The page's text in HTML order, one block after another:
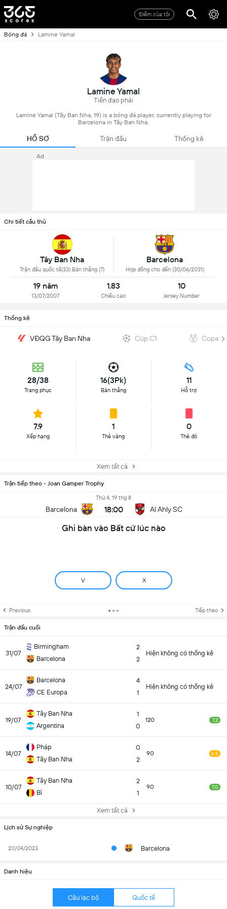
Điểm của tôi
Bóng đá Lamine Yamal
Lamine Yamal
Tiền đạo phải
Lamine Yamal (Tây Ban Nha, 19) is a bóng đá player, currently playing for
Barcelona in Tây Ban Nha.
HỒ SƠ Trận đấu Thống kê
Ad
Chi tiết cầu thủ
Tây Ban Nha
Trận đấu quốc tế(33) Bàn thắng (7)
Barcelona
Hợp đồng cho đến (30/06/2031)
19 năm
13/07/2007
1.83
Chiều cao
10
Jersey Number
Thống kê
VĐQG Tây Ban Nha Cúp C1 Copa
28/38
Trang phục
16(3Pk)
Bàn thắng
11
Hỗ trợ
7.9
Xếp hạng
1
Thẻ vàng
0
Thẻ đỏ
Xem tất cả
Trận tiếp theo - Joan Gamper Trophy
Barcelona
Thứ 4, 19 thg 8
18:00 Al Ahly SC
Ghi bàn vào Bất cứ lúc nào
V X
Previous Tiếp theo
Trận đấu cuối
31/07
Birmingham
Barcelona
2
2
Hiện không có thống kê
24/07
Barcelona
CE Europa
4
1
Hiện không có thống kê
19/07
Tây Ban Nha
Argentina
1
0
120 7.2
14/07
Pháp
Tây Ban Nha
0
2
90 6.5
10/07
Tây Ban Nha
Bỉ
2
1
90 7.0
Xem tất cả
Lịch sử Sự nghiệp
20/04/2023 Barcelona
Danh hiệu
Câu lạc bộ Quốc tế